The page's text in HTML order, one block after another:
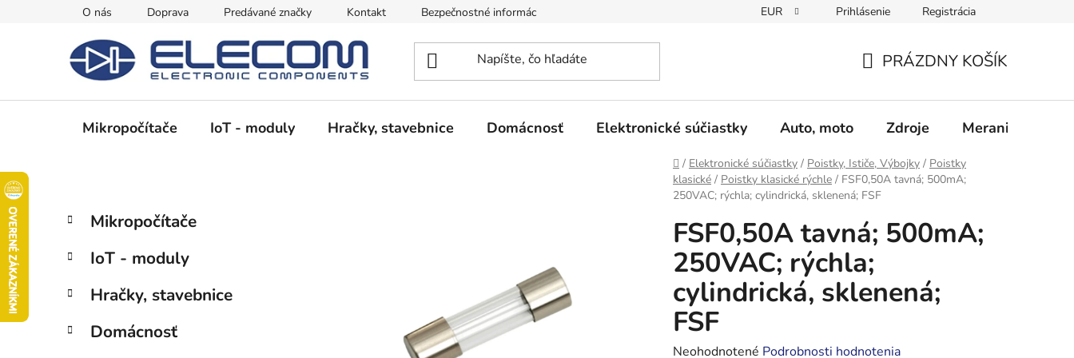
O nás Doprava Predávané značky Kontakt Bezpečnostné informácie Obchodné podmienky Podmienky ochrany osobných údajov
EUR Prihlásenie Registrácia
KOŠÍK
PRÁZDNY KOŠÍK
Mikropočítače IoT - moduly Hračky, stavebnice Domácnosť Elektronické súčiastky Auto, moto Zdroje Meranie -
Domov
/ Elektronické súčiastky / Poistky, Ističe, Výbojky / Poistky
klasické / Poistky klasické rýchle / FSF0,50A tavná; 500mA;
250VAC; rýchla; cylindrická, sklenená; FSF
B
č
ý
a
Preskočiť
kategórie
K
a
e
ó
i
Mikropočítače
IoT - moduly
Hračky, stavebnice
Domácnosť
FSF0,50A tavná; 500mA;
250VAC; rýchla;
cylindrická, sklenená;
FSF
Priemerné
Neohodnotené Podrobnosti hodnotenia